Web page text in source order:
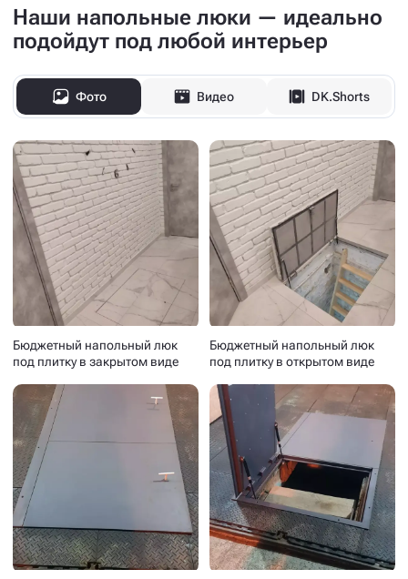
Наши напольные люки — идеально
подойдут под любой интерьер
Фото Видео DK.Shorts
Бюджетный напольный люк
под плитку в закрытом виде
Бюджетный напольный люк
под плитку в открытом виде